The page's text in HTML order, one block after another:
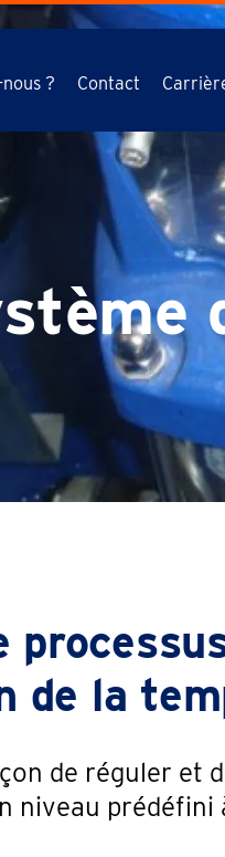
? Contact
de la
de réguler et
niveau prédéfini